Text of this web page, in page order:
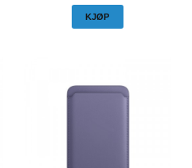
KJØP